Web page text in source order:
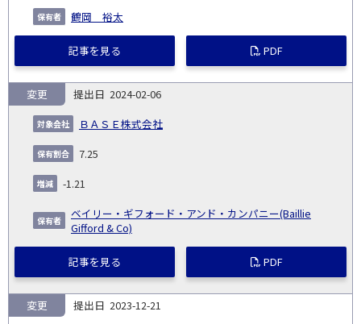
鶴岡 裕太
記事を見る PDF
2024-02-06
ＢＡＳＥ株式会社
変更
7.25
-1.21
ベイリー・ギフォード・アンド・カンパニー(Baillie
Gifford & Co)
記事を見る PDF
2023-12-21
変更